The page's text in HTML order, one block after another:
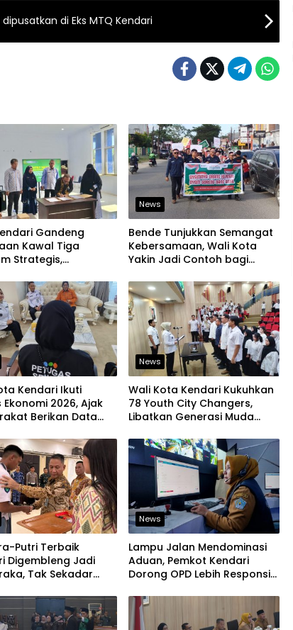
di Eks MTQ Kendari
Gandeng
Kawal Tiga
Strategis,
Berintegritas
News
Bende Tunjukkan Semangat
Kebersamaan, Wali Kota
Yakin Jadi Contoh bagi
Kendari Ikuti
Ekonomi 2026, Ajak
Berikan Data
News
Wali Kota Kendari Kukuhkan
78 Youth City Changers,
Libatkan Generasi Muda
Putri Terbaik
Digembleng Jadi
Tak Sekadar
News
Lampu Jalan Mendominasi
Aduan, Pemkot Kendari
Dorong OPD Lebih Responsif